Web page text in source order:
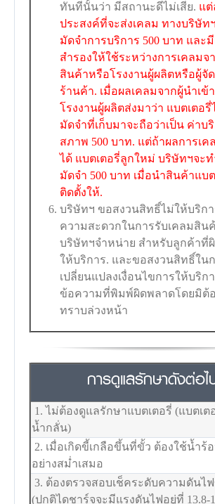
ทันทีนั้นว่า มีสถานะดีไม่เสีย. แ
ประสงค์ที่จะส่งเคลม ทางบริษัท
มัดจำการบริการ 500 บาท และ
สำรองให้ใช้ระหว่างการเคลมจ
สินค้าหรือโรงงานผู้ผลิตหรือผู้จั
ร้านค้า. เมื่อผลเคลมจากผู้นำเข้
โรงงานผู้ผลิตส่งมาว่า แบตเตอรี่
มัดจำที่เก็บมาจะถือว่าเป็น ค่าบ
สภาพ 500 บาท. แต่ถ้าผลการเ
ได้ แบตเตอรี่ลูกใหม่ บริษัทฯจะ
มัดจำ 500 บาท เมื่อนำสินค้าแบ
ติดตั้งให้.
บริษัทฯ ขอสงวนสิทธิ์ไม่ให้บริก
ความสะดวกในการรับเคลมสิน
บริษัทฯจำหน่าย สำหรับลูกค้าที่ผิ
ให้บริการ. และขอสงวนสิทธิ์ใน
เปลี่ยนแปลงเงื่อนไขการให้บริก
ข้อความที่พิมพ์ผิดพลาดโดยมิต้อ
ทราบล่วงหน้า
การดูแลรักษาดังต่อ
1. ไม่ต้องดูแลรักษาแบตเตอรี่ (แบตเต
น้ำกลั่น)
2. เมื่อเกิดขี้เกลือขึ้นที่ขั้ว ต้องใช้น้ำร้
อย่างสม่ำเสมอ
3. ต้องตรวจสอบเช็คระดับความดันไ
(ปกติไดชาร์จจะมีแรงดันไฟอยู่ที่ 13.8-